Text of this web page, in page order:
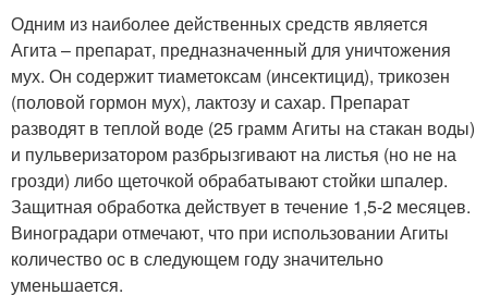
Одним из наиболее действенных средств является
Агита – препарат, предназначенный для уничтожения
мух. Он содержит тиаметоксам (инсектицид), трикозен
(половой гормон мух), лактозу и сахар. Препарат
разводят в теплой воде (25 грамм Агиты на стакан воды)
и пульверизатором разбрызгивают на листья (но не на
грозди) либо щеточкой обрабатывают стойки шпалер.
Защитная обработка действует в течение 1,5-2 месяцев.
Виноградари отмечают, что при использовании Агиты
количество ос в следующем году значительно
уменьшается.